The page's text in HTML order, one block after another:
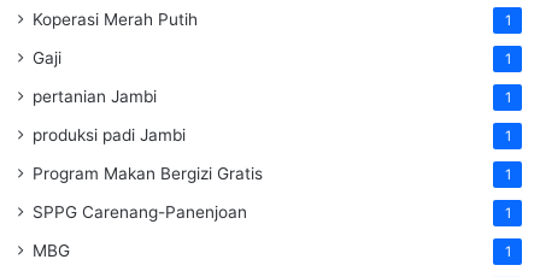
Koperasi Merah Putih 1
Gaji 1
pertanian Jambi 1
produksi padi Jambi 1
Program Makan Bergizi Gratis 1
SPPG Carenang-Panenjoan 1
MBG 1